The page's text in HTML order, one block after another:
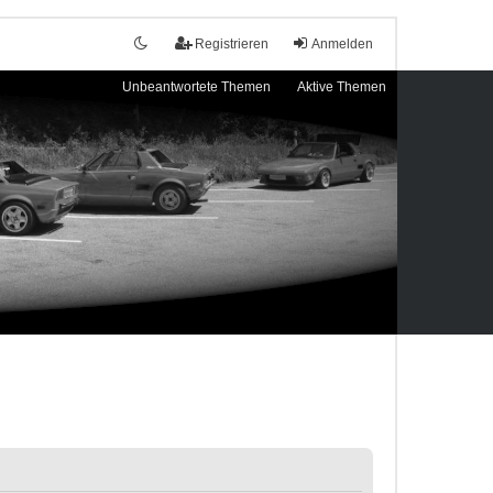
Anmelden
Registrieren
Unbeantwortete Themen Aktive Themen